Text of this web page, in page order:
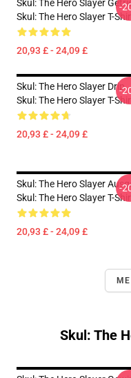
Skul: The Hero Slayer
Skul: The Hero Slayer T-
20,93 £ - 24,09 £
-
Skul: The Hero Slayer Drip
Skul: The Hero Slayer T-
20,93 £ - 24,09 £
-
Skul: The Hero Slayer
Skul: The Hero Slayer T-
20,93 £ - 24,09 £
-
Skul: The